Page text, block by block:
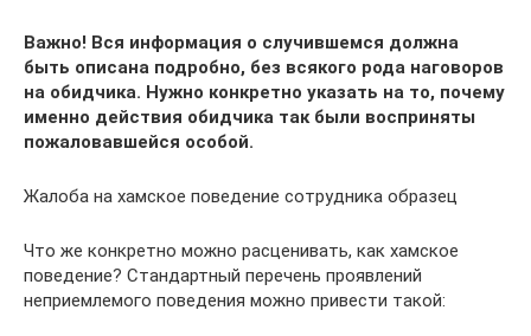
Важно! Вся информация о случившемся должна
быть описана подробно, без всякого рода наговоров
на обидчика. Нужно конкретно указать на то, почему
именно действия обидчика так были восприняты
пожаловавшейся особой.
Жалоба на хамское поведение сотрудника образец
Что же конкретно можно расценивать, как хамское
поведение? Стандартный перечень проявлений
неприемлемого поведения можно привести такой: